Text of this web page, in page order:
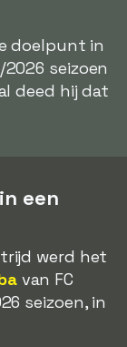
doelpunt in
seizoen
deed hij dat
een
werd het
van FC
seizoen, in